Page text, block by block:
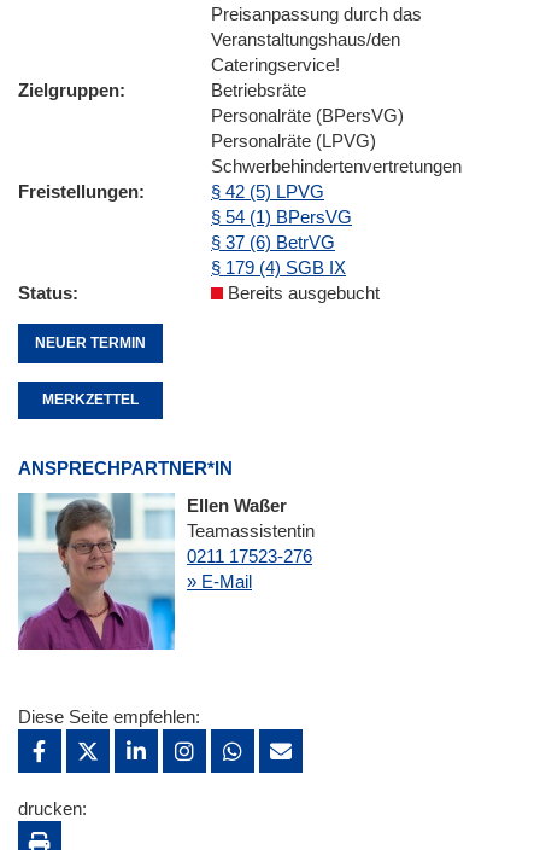
Preisanpassung durch das
Veranstaltungshaus/den
Cateringservice!
Zielgruppen
Betriebsräte
Personalräte (BPersVG)
Personalräte (LPVG)
Schwerbehindertenvertretungen
Freistellungen
§ 42 (5) LPVG
§ 54 (1) BPersVG
§ 37 (6) BetrVG
§ 179 (4) SGB IX
Status
Bereits ausgebucht
NEUER TERMIN
MERKZETTEL
ANSPRECHPARTNER*IN
Ellen Waßer
Teamassistentin
0211 17523-276
» E-Mail
Diese Seite empfehlen:
drucken: